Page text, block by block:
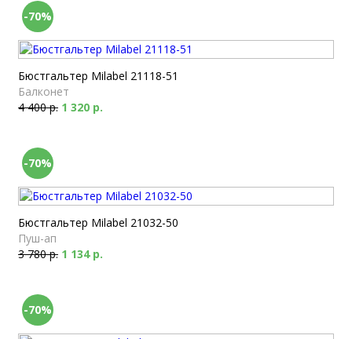
-70%
Бюстгальтер Milabel 21118-51
Балконет
4 400 р. 1 320 р.
-70%
Бюстгальтер Milabel 21032-50
Пуш-ап
3 780 р. 1 134 р.
-70%